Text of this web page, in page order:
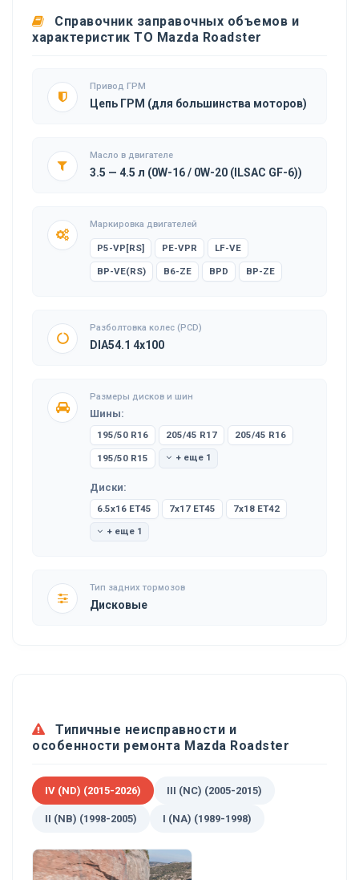
Справочник заправочных объемов и
характеристик ТО Mazda Roadster
Привод ГРМ
Цепь ГРМ (для большинства моторов)
Масло в двигателе
3.5 — 4.5 л (0W-16 / 0W-20 (ILSAC GF-6))
Маркировка двигателей
P5-VP[RS] PE-VPR LF-VE
BP-VE(RS) B6-ZE BPD BP-ZE
Разболтовка колес (PCD)
DIA54.1 4x100
Размеры дисков и шин
Шины:
195/50 R16 205/45 R17 205/45 R16
195/50 R15 + еще 1
Диски:
6.5x16 ET45 7x17 ET45 7x18 ET42
+ еще 1
Тип задних тормозов
Дисковые
Типичные неисправности и
особенности ремонта Mazda Roadster
IV (ND) (2015-2026) III (NC) (2005-2015)
II (NB) (1998-2005) I (NA) (1989-1998)